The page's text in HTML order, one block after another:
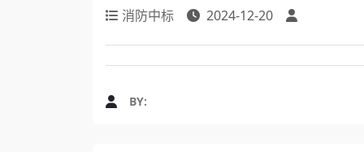
消防中标 2024-12-20
BY: